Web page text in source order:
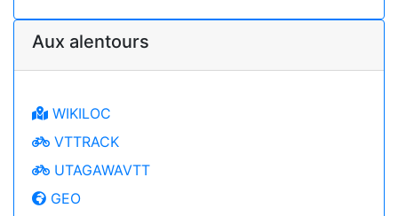
Aux alentours
WIKILOC
VTTRACK
UTAGAWAVTT
GEO